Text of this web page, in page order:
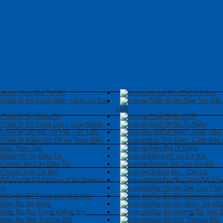
Ampe Kìm Chỉ Thị Số
Ampe Kìm Chỉ Thị Kim
Thiết Bị Đo Cách Điện – Điện Áp Cao
Thiết Bị Đo Điện Trở Đất
Suất
Thiết Bị Đo Dòng Dò
Thiết Bị Đo LCR
Thiết Bị Đo Vòng Lặp – Loop Meter
Thiết Bị Đo Tụ Điện
Thiết Bị Đo Nội Trở Pin – Ắc Quy
Thiết Bị Hiệu Chuẩn Điện
Thiết Bị Kiểm Tra Độ An Toàn Điện
Bút Thử Điện, Cảnh Báo
Sào Thao Tác
Tiếp Địa Di Động
Đồng Hồ So Điện Tử
Đồng Hồ So Cơ Khí
Thước Đo Cao Điện Tử
Thước Đo Cao Cơ Khí
Thước Kẹp Cơ Khí
Dưỡng Đo – Căn Lá
Đế Từ-Đế Gá-Đế Kẹp (Cho Panme-
Máy Đo Độ Cứng Bê
Máy Đo Độ Dày Lớp Phủ
Máy Đo Độ Cứng Của Mút Xốp
Máy Đo Độ Cứng Của
Máy Đo Độ Rung
Máy Đo Độ Nhám Bề Mặt
Máy Đo Bụi Trong Không Khí
Máy Đo Cường Độ Ánh
Máy Đo Môi Trường Đất
Máy Đo Môi Trường Khí